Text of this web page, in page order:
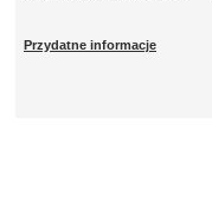
Przydatne informacje